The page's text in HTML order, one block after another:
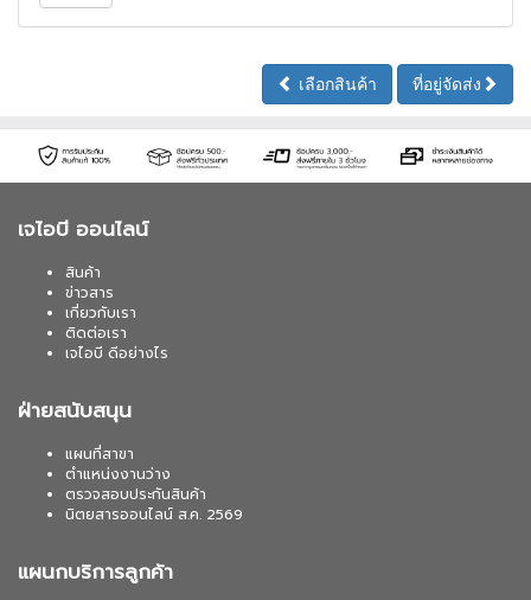
เลือกสินค้า ที่อยู่จัดส่ง
เจไอบี ออนไลน์
สินค้า
ข่าวสาร
เกี่ยวกับเรา
ติดต่อเรา
เจไอบี ดีอย่างไร
ฝ่ายสนับสนุน
แผนที่สาขา
ตำแหน่งงานว่าง
ตรวจสอบประกันสินค้า
นิตยสารออนไลน์ ส.ค. 2569
แผนกบริการลูกค้า